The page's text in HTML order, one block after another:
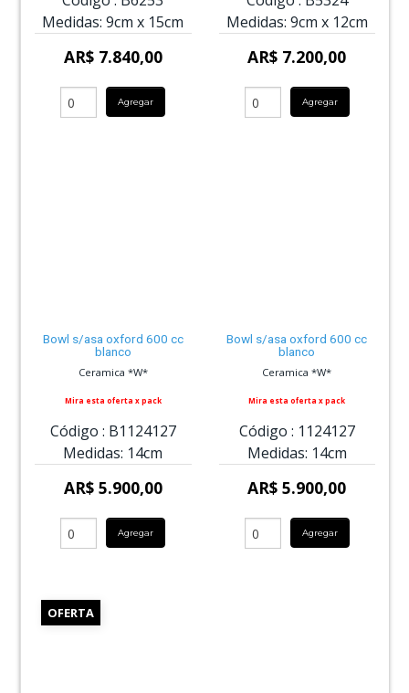
Medidas: 9cm x 15cm
AR$ 7.840,00
Agregar
Medidas: 9cm x 12cm
AR$ 7.200,00
Agregar
Bowl s/asa oxford 600 cc
blanco
Ceramica *W*
Mira esta oferta x pack
Código : B1124127
Medidas: 14cm
AR$ 5.900,00
Agregar
Bowl s/asa oxford 600 cc
blanco
Ceramica *W*
Mira esta oferta x pack
Código : 1124127
Medidas: 14cm
AR$ 5.900,00
Agregar
OFERTA